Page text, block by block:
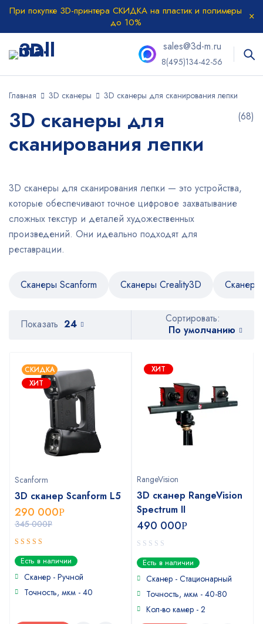
При покупке 3D-принтера СКИДКА на пластик и полимеры
до 10%
sales@3d-m.ru
8(495)134-42-56
Главная 3D сканеры 3D сканеры для сканирования лепки
3D сканеры для
сканирования лепки
(68)
3D сканеры для сканирования лепки — это устройства,
которые обеспечивают точное цифровое захватывание
сложных текстур и деталей художественных
произведений. Они идеально подходят для
реставрации.
Сканеры Scanform Сканеры Creality3D
Сортировать:
По умолчанию
Показать 24
СКИДКА
ХИТ
Scanform
3D сканер Scanform L5
345 000Р
290 000Р
5out of 5
Есть в наличии
Сканер - Ручной
Точность, мкм - 40
ХИТ
RangeVision
3D сканер RangeVision
Spectrum II
490 000Р
0
out
of
Есть в наличии
Сканер - Стационарный
Точность, мкм - 40-80
Кол-во камер - 2